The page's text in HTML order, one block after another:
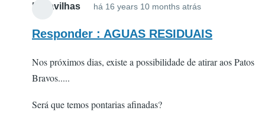
Maravilhas há 16 years 10 months atrás
Responder : AGUAS RESIDUAIS
Nos próximos dias, existe a possibilidade de atirar aos Patos
Bravos.....
Será que temos pontarias afinadas?